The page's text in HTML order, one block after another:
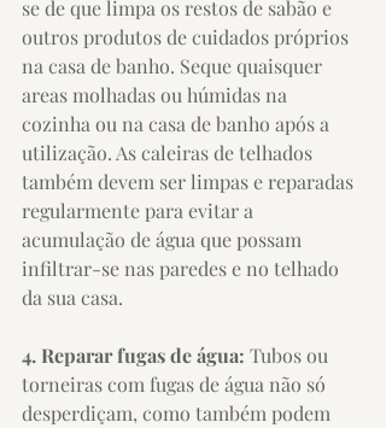
se de que limpa os restos de sabão e
outros produtos de cuidados próprios
na casa de banho. Seque quaisquer
areas molhadas ou húmidas na
cozinha ou na casa de banho após a
utilização. As caleiras de telhados
também devem ser limpas e reparadas
regularmente para evitar a
acumulação de água que possam
infiltrar-se nas paredes e no telhado
da sua casa.
4. Reparar fugas de água: Tubos ou
torneiras com fugas de água não só
desperdiçam, como também podem